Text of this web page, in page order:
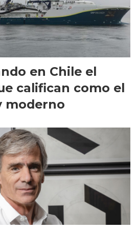
en Chile el
califican como el
moderno